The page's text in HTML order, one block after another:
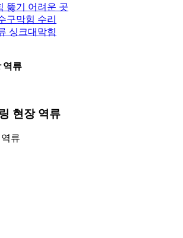
뚫기 어려운 곳
구막힘 수리
싱크대막힘
역류
현장 역류
류